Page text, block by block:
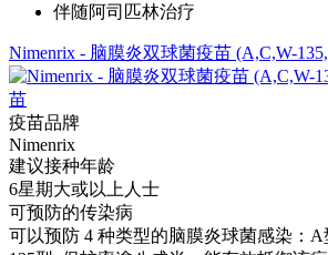
伴随阿司匹林治疗
Nimenrix - 脑膜炎双球菌疫苗 (A,C,W-
疫苗品牌
Nimenrix
建议接种年龄
6星期大或以上人士
可预防的传染病
可以预防 4 种类型的脑膜炎球菌感染：